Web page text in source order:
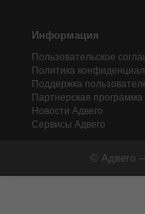
Информация
Пользовательское
Политика
Поддержка
Партнерская программа
Новости Адвего
Сервисы Адвего
© Адвего